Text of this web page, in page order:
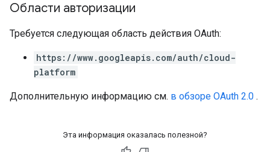
Области авторизации
Требуется следующая область действия OAuth:
https://www.googleapis.com/auth/cloud-
platform
Дополнительную информацию см. в обзоре OAuth 2.0 .
Эта информация оказалась полезной?